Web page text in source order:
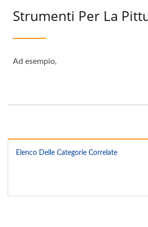
Strumenti Per La
Ad esempio,
Elenco Delle Categorie Correlate